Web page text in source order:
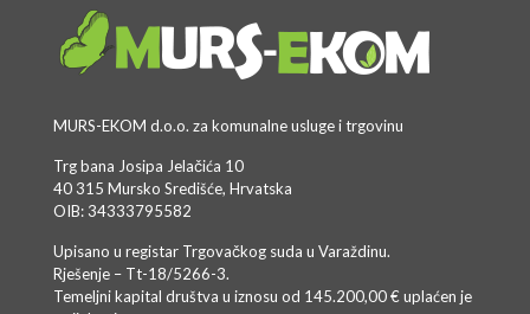
MURS-EKOM d.o.o. za komunalne usluge i trgovinu
Trg bana Josipa Jelačića 10
40 315 Mursko Središće, Hrvatska
OIB: 34333795582
Upisano u registar Trgovačkog suda u Varaždinu.
Rješenje – Tt-18/5266-3.
Temeljni kapital društva u iznosu od 145.200,00 € uplaćen je